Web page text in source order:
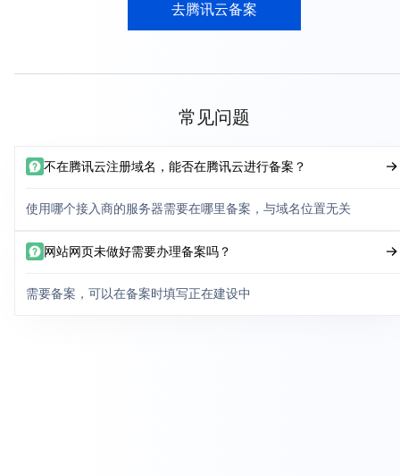
去腾讯云备案
常见问题
不在腾讯云注册域名，能否在腾讯云进行备案？
使用哪个接入商的服务器需要在哪里备案，与域名位置无关
网站网页未做好需要办理备案吗？
需要备案，可以在备案时填写正在建设中